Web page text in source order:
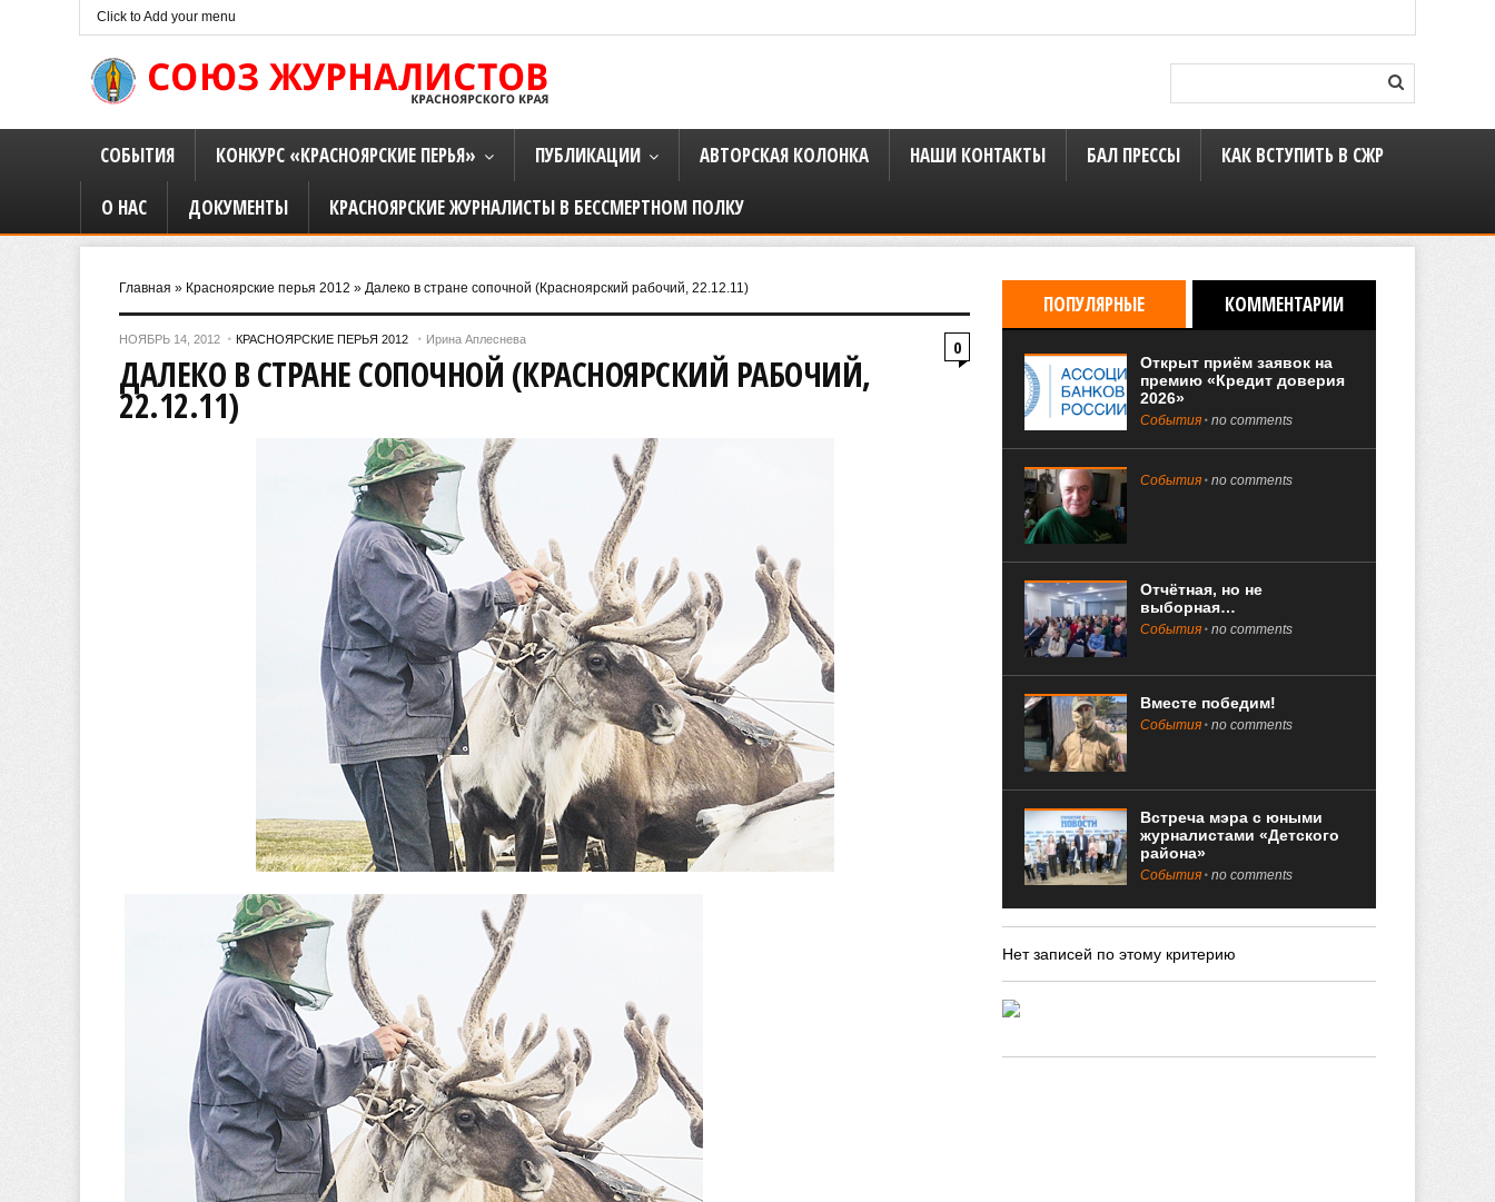
Click to Add your menu
СОБЫТИЯ КОНКУРС «КРАСНОЯРСКИЕ ПЕРЬЯ» ПУБЛИКАЦИИ АВТОРСКАЯ КОЛОНКА НАШИ КОНТАКТЫ БАЛ ПРЕССЫ КАК ВСТУПИТЬ В СЖР
О НАС ДОКУМЕНТЫ КРАСНОЯРСКИЕ ЖУРНАЛИСТЫ В БЕССМЕРТНОМ ПОЛКУ
Главная » Красноярские перья 2012 » Далеко в стране сопочной (Красноярский рабочий, 22.12.11)
0
НОЯБРЬ 14, 2012 КРАСНОЯРСКИЕ ПЕРЬЯ 2012 Ирина Аплеснева
ДАЛЕКО В СТРАНЕ СОПОЧНОЙ (КРАСНОЯРСКИЙ РАБОЧИЙ,
22.12.11)
ПОПУЛЯРНЫЕ КОММЕНТАРИИ
Открыт приём заявок на
премию «Кредит доверия
2026»
События no comments
События no comments
Отчётная, но не
выборная…
События no comments
Вместе победим!
События no comments
Встреча мэра с юными
журналистами «Детского
района»
События no comments
Нет записей по этому критерию